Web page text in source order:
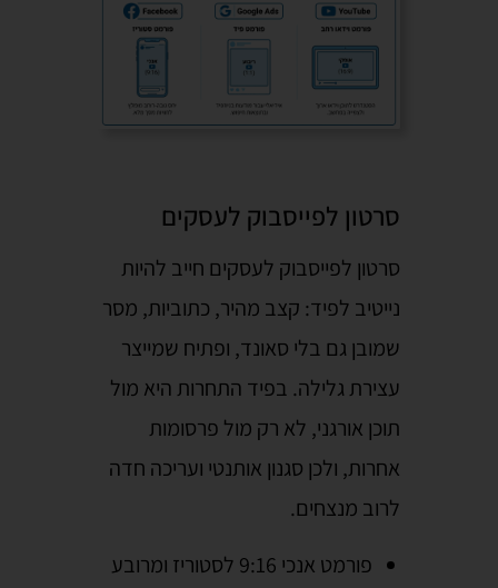
סרטון לפייסבוק לעסקים
סרטון לפייסבוק לעסקים חייב להיות
נייטיב לפיד: קצב מהיר, כתוביות, מסר
שמובן גם בלי סאונד, ופתיח שמייצר
עצירת גלילה. בפיד התחרות היא מול
תוכן אורגני, לא רק מול פרסומות
אחרות, ולכן סגנון אותנטי ועריכה חדה
לרוב מנצחים.
פורמט אנכי 9:16 לסטוריז ומרובע